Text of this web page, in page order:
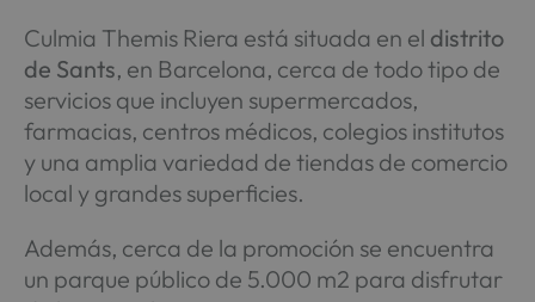
Culmia Themis Riera está situada en el distrito
de Sants, en Barcelona, cerca de todo tipo de
servicios que incluyen supermercados,
farmacias, centros médicos, colegios institutos
y una amplia variedad de tiendas de comercio
local y grandes superficies.
Además, cerca de la promoción se encuentra
un parque público de 5.000 m2 para disfrutar